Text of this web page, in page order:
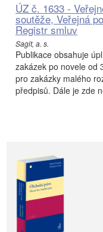
ÚZ č. 1633 -
soutěže, Veřejná
Registr smluv
Sagit, a. s.
Publikace obsahuje
zakázek po novele od
pro zakázky malého
předpisů. Dále je zde